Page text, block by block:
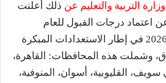
التربية والتعليم عن ذلك أعلنت
درجات القبول للعام
الدراسي الجديد 2026/2027 في إطار الاستعدادات المبكرة
وشملت هذه المحافظات: القاهرة،
سويف، القليوبية، أسوان، المنوفية،